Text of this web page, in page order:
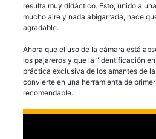
resulta muy didáctico. Esto, unido a
mucho aire y nada abigarrada, hace
agradable.
Ahora que el uso de la cámara está
los pajareros y que la “identificación
práctica exclusiva de los amantes de
convierte en una herramienta de
recomendable.